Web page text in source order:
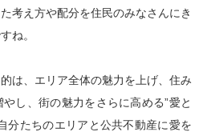
考え方や配分を住民のみなさんにき
ね。
は、エリア全体の魅力を上げ、住み
し、街の魅力をさらに高める”愛と
分たちのエリアと公共不動産に愛を